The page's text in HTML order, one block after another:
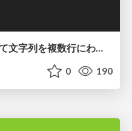
0 190